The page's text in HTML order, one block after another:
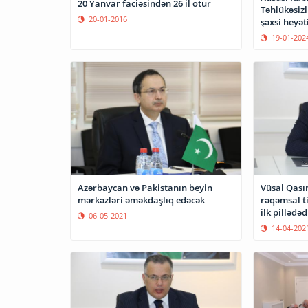
20 Yanvar faciəsindən 26 il ötür
20-01-2016
şəxsi
ziyarət
19-01-
Azərbaycan və Pakistanın beyin
mərkəzləri əməkdaşlıq edəcək
06-05-2021
Vüsal
rəqəmsal
ilk
14-04-2021